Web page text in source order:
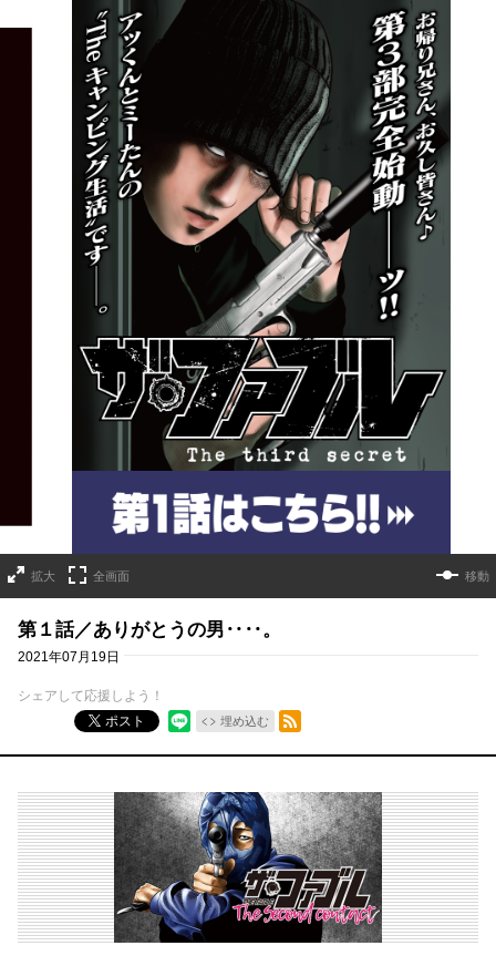
拡大 全画面 移動
第１話／ありがとうの男‥‥。
2021年07月19日
シェアして応援しよう！
ポスト
埋め込む
RSSフィード